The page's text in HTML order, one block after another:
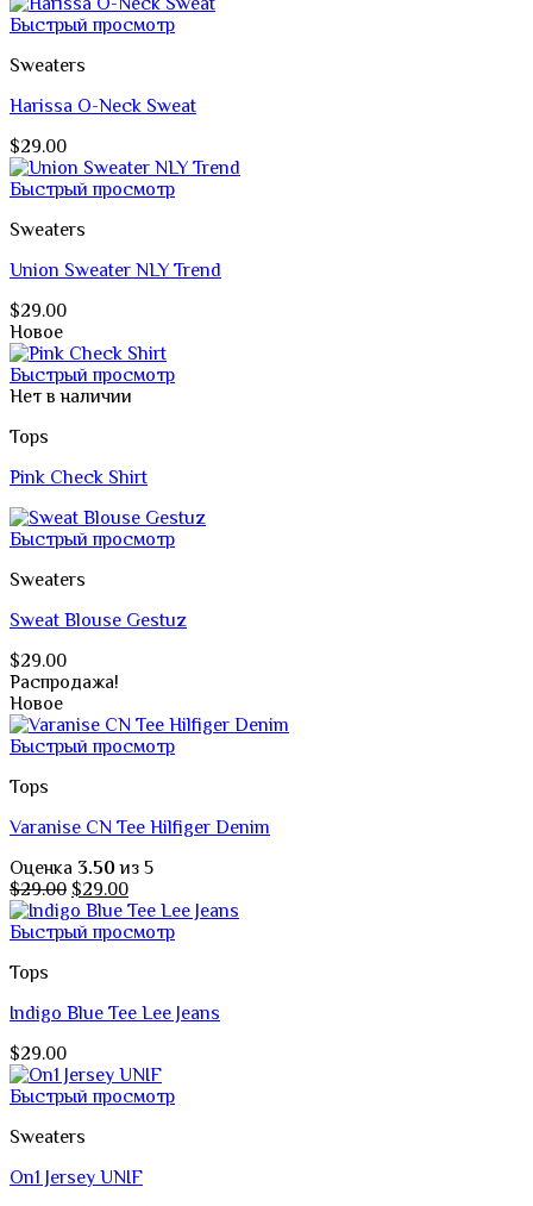
Быстрый просмотр
Sweaters
Harissa O-Neck Sweat
$29.00
Быстрый просмотр
Sweaters
Union Sweater NLY Trend
$29.00
Новое
Быстрый просмотр
Нет в наличии
Tops
Pink Check Shirt
Быстрый просмотр
Sweaters
Sweat Blouse Gestuz
$29.00
Распродажа!
Новое
Быстрый просмотр
Tops
Varanise CN Tee Hilfiger Denim
Оценка 3.50из 5
$29.00 Первоначальная
цена
составляла
$29.00Текущая
цена:
$29.00.
Быстрый просмотр
Tops
Indigo Blue Tee Lee Jeans
$29.00
Быстрый просмотр
Sweaters
On1 Jersey UNIF